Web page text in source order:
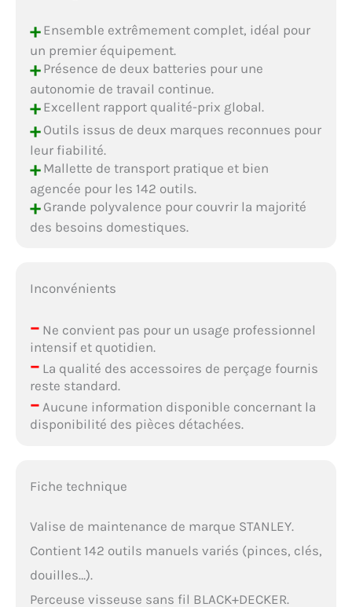
+Ensemble extrêmement complet, idéal pour
un premier équipement.
+Présence de deux batteries pour une
autonomie de travail continue.
+Excellent rapport qualité-prix global.
+Outils issus de deux marques reconnues pour
leur fiabilité.
+Mallette de transport pratique et bien
agencée pour les 142 outils.
+Grande polyvalence pour couvrir la majorité
des besoins domestiques.
Inconvénients
–Ne convient pas pour un usage professionnel
intensif et quotidien.
–La qualité des accessoires de perçage fournis
reste standard.
–Aucune information disponible concernant la
disponibilité des pièces détachées.
Fiche technique
Valise de maintenance de marque STANLEY.
Contient 142 outils manuels variés (pinces, clés,
douilles…).
Perceuse visseuse sans fil BLACK+DECKER.